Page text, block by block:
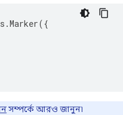
.Marker({
সম্পর্কে আরও জানুন৷